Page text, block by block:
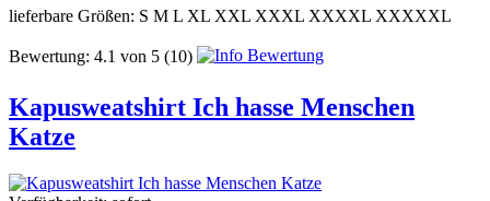
lieferbare Größen: S M L XL XXL XXXL XXXXL XXXXXL
Bewertung: 4.1 von 5 (10)
Kapusweatshirt Ich hasse Menschen
Katze